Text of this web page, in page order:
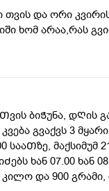
და ორი
ხომ არაა,რას
ბიᲭუნა, დᲦის
გვაქვს 3
სააᲗზე, მაქსიმუმ
ხან 07.00 ხან
კილო და 900